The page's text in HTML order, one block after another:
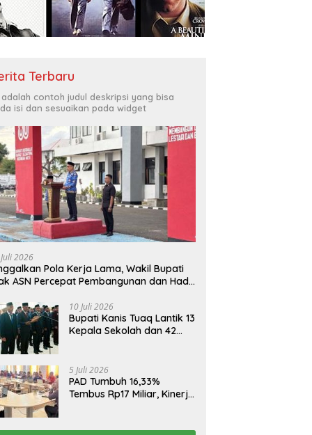
Terbaru
adalah contoh judul deskripsi yang bisa
isi dan sesuaikan pada widget
2026
Pola Kerja Lama, Wakil Bupati
ASN Percepat Pembangunan dan Hadir
10 Juli 2026
Bupati Kanis Tuaq Lantik 13
Kepala Sekolah dan 42
5 Juli 2026
PAD Tumbuh 16,33%
Tembus Rp17 Miliar, Kinerja